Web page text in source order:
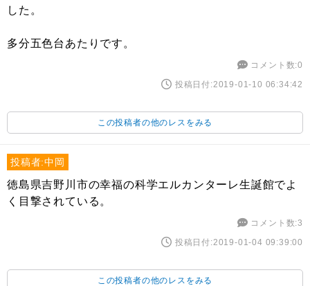
した。
多分五色台あたりです。
コメント数:0
投稿日付:2019-01-10 06:34:42
この投稿者の他のレスをみる
投稿者:中岡
徳島県吉野川市の幸福の科学エルカンターレ生誕館でよ
く目撃されている。
コメント数:3
投稿日付:2019-01-04 09:39:00
この投稿者の他のレスをみる